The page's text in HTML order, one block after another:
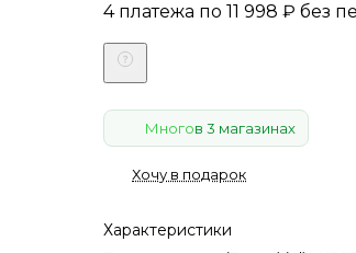
4 платежа по11 998₽без
Многов 3 магазинах
Хочу в подарок
Характеристики